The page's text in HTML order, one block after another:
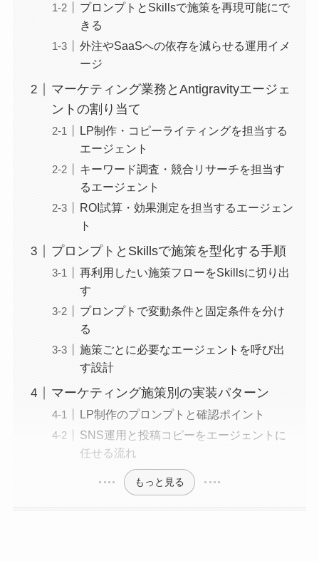
プロンプトとSkillsで施策を再現可能にで
きる
外注やSaaSへの依存を減らせる運用イメ
ージ
マーケティング業務とAntigravityエージェ
ントの割り当て
LP制作・コピーライティングを担当する
エージェント
キーワード調査・競合リサーチを担当す
るエージェント
ROI試算・効果測定を担当するエージェン
ト
プロンプトとSkillsで施策を型化する手順
再利用したい施策フローをSkillsに切り出
す
プロンプトで変動条件と固定条件を分け
る
施策ごとに必要なエージェントを呼び出
す設計
マーケティング施策別の実装パターン
LP制作のプロンプトと確認ポイント
SNS運用と投稿コピーをエージェントに
任せる流れ
もっと見る